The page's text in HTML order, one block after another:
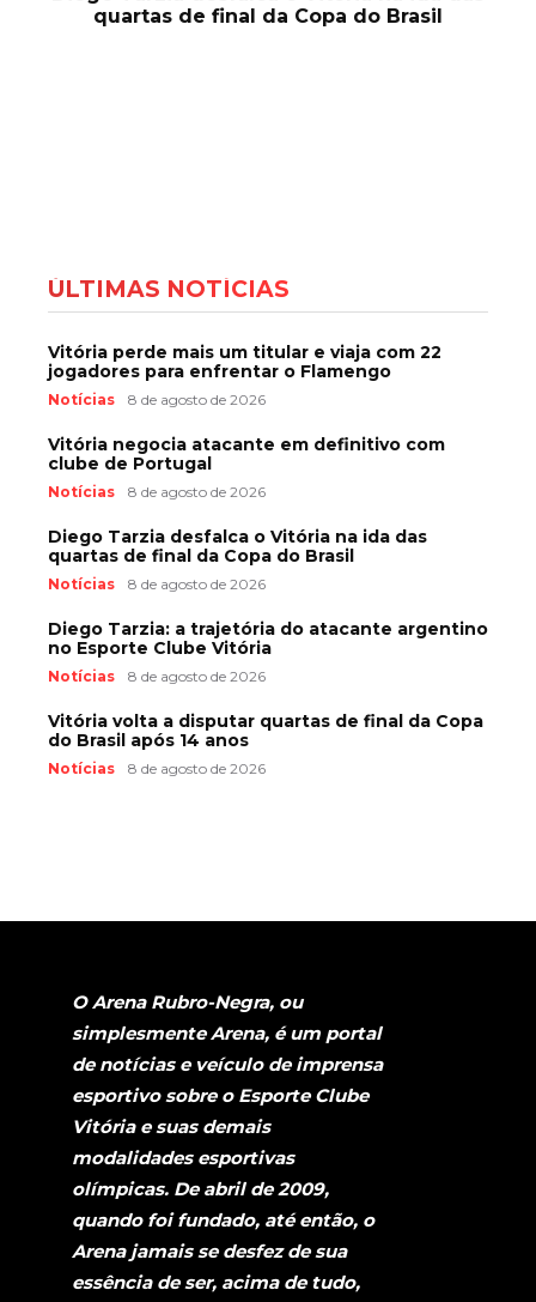
quartas de final da Copa do Brasil
ÚLTIMAS NOTÍCIAS
Vitória perde mais um titular e viaja com 22
jogadores para enfrentar o Flamengo
Notícias 8 de agosto de 2026
Vitória negocia atacante em definitivo com
clube de Portugal
Notícias 8 de agosto de 2026
Diego Tarzia desfalca o Vitória na ida das
quartas de final da Copa do Brasil
Notícias 8 de agosto de 2026
Diego Tarzia: a trajetória do atacante argentino
no Esporte Clube Vitória
Notícias 8 de agosto de 2026
Vitória volta a disputar quartas de final da Copa
do Brasil após 14 anos
Notícias 8 de agosto de 2026
O Arena Rubro-Negra, ou
simplesmente Arena, é um portal
de notícias e veículo de imprensa
esportivo sobre o Esporte Clube
Vitória e suas demais
modalidades esportivas
olímpicas. De abril de 2009,
quando foi fundado, até então, o
Arena jamais se desfez de sua
essência de ser, acima de tudo,